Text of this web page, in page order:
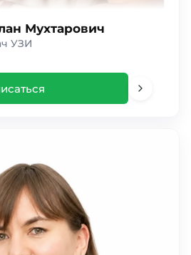
Мухтарович
УЗИ